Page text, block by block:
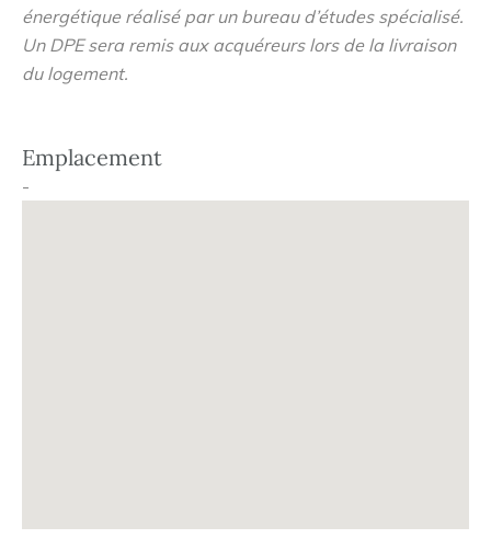
Possibilité de récupération de la TVA équivalente à 20 %
du prix d'achat de l'appartement.
énergétique réalisé par un bureau d’études spécialisé.
Un DPE sera remis aux acquéreurs lors de la livraison
du logement.
Emplacement
-